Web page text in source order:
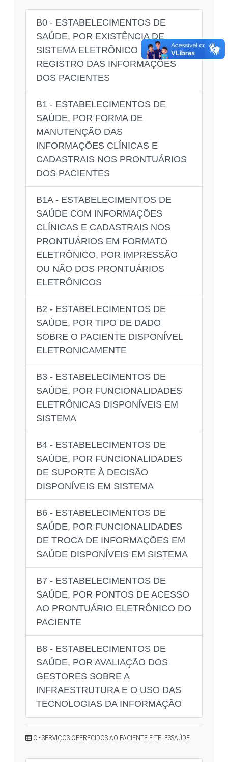
B0 - ESTABELECIMENTOS DE
SAÚDE, POR EXISTÊNCIA DE
SISTEMA ELETRÔNICO PARA
REGISTRO DAS INFORMAÇÕES
DOS PACIENTES
B1 - ESTABELECIMENTOS DE
SAÚDE, POR FORMA DE
MANUTENÇÃO DAS
INFORMAÇÕES CLÍNICAS E
CADASTRAIS NOS PRONTUÁRIOS
DOS PACIENTES
B1A - ESTABELECIMENTOS DE
SAÚDE COM INFORMAÇÕES
CLÍNICAS E CADASTRAIS NOS
PRONTUÁRIOS EM FORMATO
ELETRÔNICO, POR IMPRESSÃO
OU NÃO DOS PRONTUÁRIOS
ELETRÔNICOS
B2 - ESTABELECIMENTOS DE
SAÚDE, POR TIPO DE DADO
SOBRE O PACIENTE DISPONÍVEL
ELETRONICAMENTE
B3 - ESTABELECIMENTOS DE
SAÚDE, POR FUNCIONALIDADES
ELETRÔNICAS DISPONÍVEIS EM
SISTEMA
B4 - ESTABELECIMENTOS DE
SAÚDE, POR FUNCIONALIDADES
DE SUPORTE À DECISÃO
DISPONÍVEIS EM SISTEMA
B6 - ESTABELECIMENTOS DE
SAÚDE, POR FUNCIONALIDADES
DE TROCA DE INFORMAÇÕES EM
SAÚDE DISPONÍVEIS EM SISTEMA
B7 - ESTABELECIMENTOS DE
SAÚDE, POR PONTOS DE ACESSO
AO PRONTUÁRIO ELETRÔNICO DO
PACIENTE
B8 - ESTABELECIMENTOS DE
SAÚDE, POR AVALIAÇÃO DOS
GESTORES SOBRE A
INFRAESTRUTURA E O USO DAS
TECNOLOGIAS DA INFORMAÇÃO
C - SERVIÇOS OFERECIDOS AO PACIENTE E TELESSAÚDE